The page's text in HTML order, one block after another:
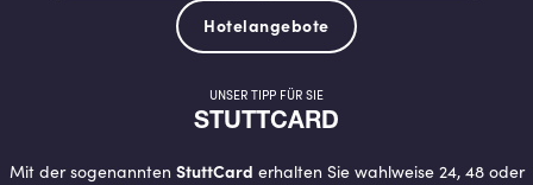
Hotelangebote
UNSER TIPP FÜR SIE
STUTT­CARD
Mit der so­ge­nann­ten Stutt­Card er­hal­ten Sie wahl­wei­se 24, 48 oder